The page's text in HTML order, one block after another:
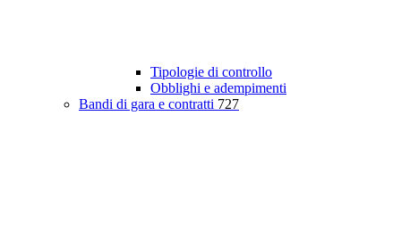
Tipologie di controllo
Obblighi e adempimenti
Bandi di gara e contratti 727